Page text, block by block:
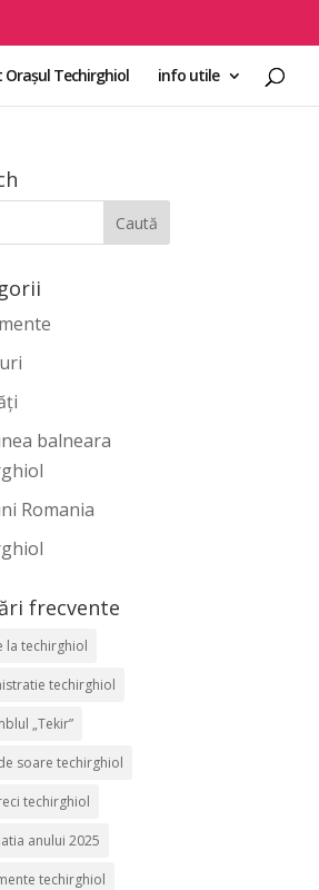
Orașul Techirghiol info utile
balneara
Romania
frecvente
la techirghiol
techirghiol
„Tekir”
soare techirghiol
techirghiol
anului 2025
techirghiol